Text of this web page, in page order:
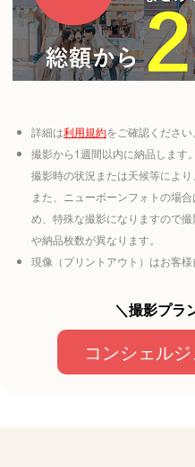
詳細は利用規約をご確認ください。
撮影から1週間以内に納品します。
撮影時の状況または天候等により
また、ニューボーンフォトの場
め、特殊な撮影になりますので
や納品枚数が異なります。
現像（プリントアウト）はお客様
＼撮影プラ
コンシェル